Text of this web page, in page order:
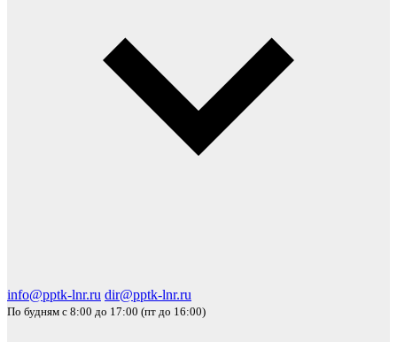
info@pptk-lnr.ru dir@pptk-lnr.ru
По будням с 8:00 до 17:00 (пт до 16:00)